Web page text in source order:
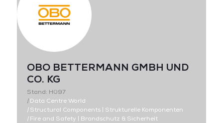
OBO BETTERMANN GMBH UND
CO. KG
Stand: H097
|Data Centre World
|Structural Components | Strukturelle Komponenten
|Fire and Safety | Brandschutz & Sicherheit